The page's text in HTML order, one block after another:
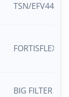
TSN/EFV440
FORTISFLEX
BIG FILTER